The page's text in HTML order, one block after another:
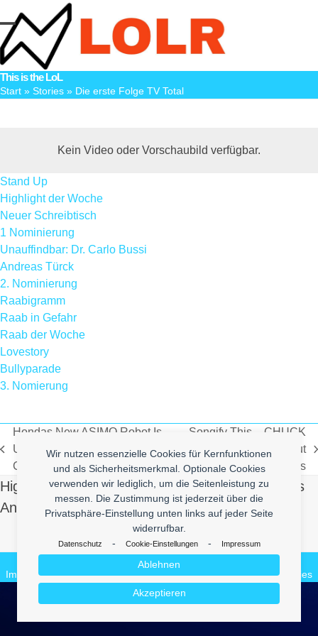
to
content
Wir nutzen essenzielle Cookies für Kernfunktionen
und als Sicherheitsmerkmal. Optionale Cookies
verwenden wir lediglich, um die Seitenleistung zu
messen. Die Zustimmung ist jederzeit über die
Privatsphäre-Einstellung unten links auf jeder Seite
widerrufbar.
Datenschutz - Cookie-Einstellungen - Impressum
Akzeptieren
Ablehnen
Open
mobile
menu
Close
mobile
menu
This is the LoL
Start » Stories » Die erste Folge TV Total
Kein Video oder Vorschaubild verfügbar.
Stand Up
Highlight der Woche
Neuer Schreibtisch
1 Nominierung
Unauffindbar: Dr. Carlo Bussi
Andreas Türck
2. Nominierung
Raabigramm
Raab in Gefahr
Raab der Woche
Lovestory
Bullyparade
3. Nomierung
vorheriger
Beitrag:
Hondas New ASIMO Robot Is
Uberlol and Sounds Likes
Christmas When Walking
Nächster
Beitrag:
Songify This – CHUCK
TESTA – A Song About
Lifelike Dead Animals
High Quality Uberlol Content for You. Contact us
And Send Us Yours!
Make it Lol
enym - medienkompetenz
ImpressumDatenschutzenym.comCuteBlogBeautyVideos.deCookies